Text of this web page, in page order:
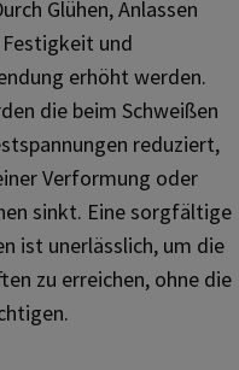
Glühen, Anlassen
und
erhöht werden.
die beim Schweißen
reduziert,
Verformung oder
sinkt. Eine sorgfältige
ist unerlässlich, um die
zu erreichen, ohne die